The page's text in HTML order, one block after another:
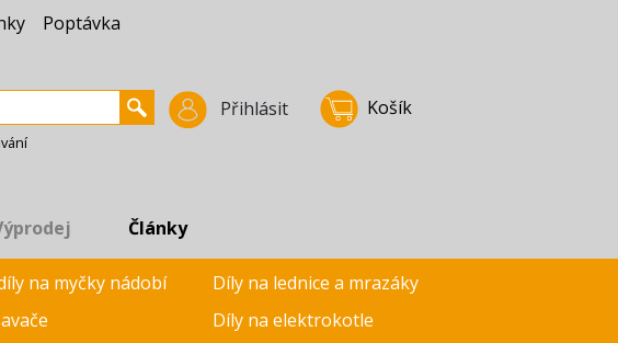
Poptávka
Přihlásit Košík
Články
na myčky nádobí
Díly na lednice a mrazáky
Díly na elektrokotle